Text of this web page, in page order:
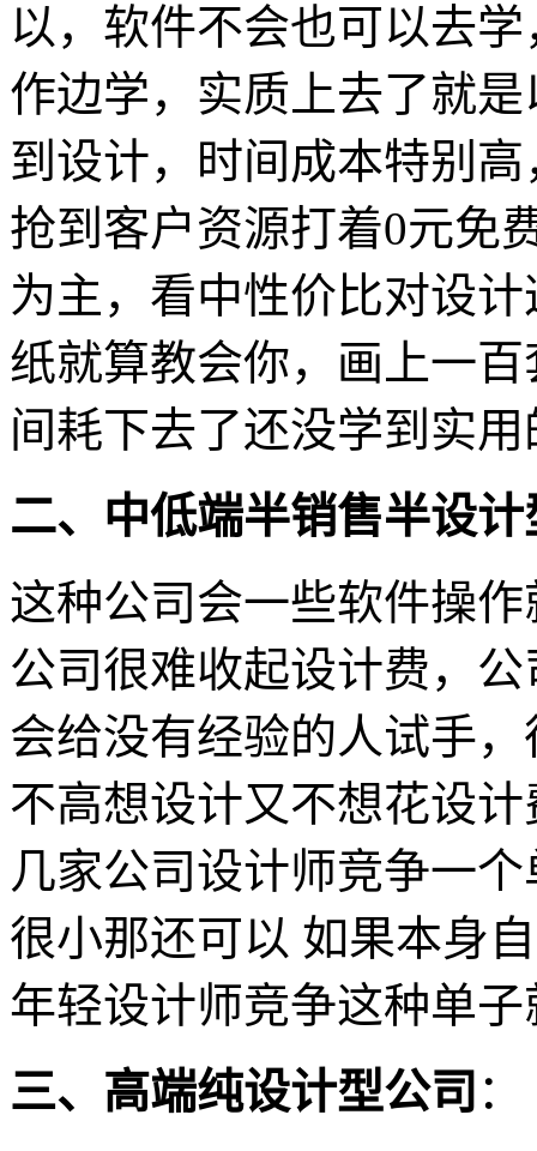
以，软件不会也可以去
作边学，实质上去了就
到设计，时间成本特别
抢到客户资源打着0元免
为主，看中性价比对设
纸就算教会你，画上一
间耗下去了还没学到实
二、中低端半销售半设
这种公司会一些软件操
公司很难收起设计费，
会给没有经验的人试手
不高想设计又不想花设
几家公司设计师竞争一
很小那还可以 如果本身
年轻设计师竞争这种单
三、高端纯设计型公司 ：